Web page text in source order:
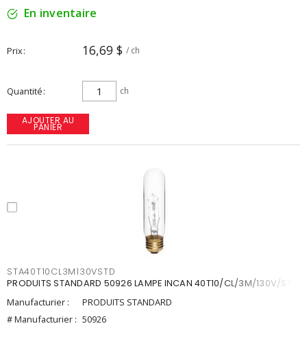
En inventaire
Prix 16,69 $ / ch
Quantité ch
AJOUTER AU
PANIER
STA40T10CL3M130VSTD
PRODUITS STANDARD 50926 LAMPE INCAN 40T10/CL/3M/130V/STD
Manufacturier :
PRODUITS STANDARD
# Manufacturier : 50926